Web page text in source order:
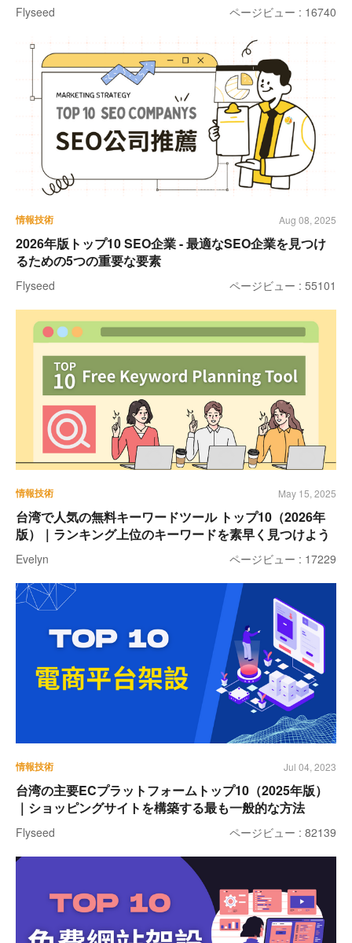
Flyseed ページビュー : 16740
情報技術 Aug 08, 2025
2026年版トップ10 SEO企業 - 最適なSEO企業を見つけ
るための5つの重要な要素
Flyseed ページビュー : 55101
情報技術 May 15, 2025
台湾で人気の無料キーワードツール トップ10（2026年
版）｜ランキング上位のキーワードを素早く見つけよう
Evelyn ページビュー : 17229
情報技術 Jul 04, 2023
台湾の主要ECプラットフォームトップ10（2025年版）
｜ショッピングサイトを構築する最も一般的な方法
Flyseed ページビュー : 82139